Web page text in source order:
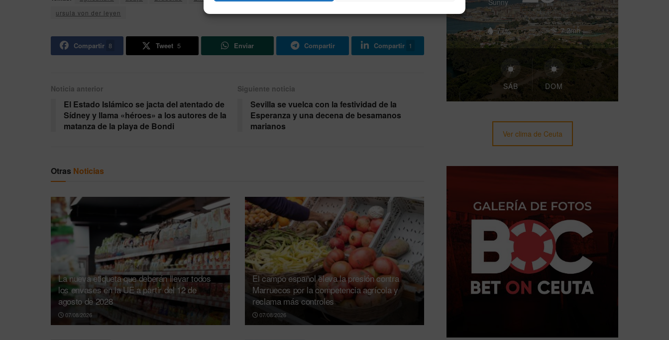
ursula von der leyen
Compartir 8 Tweet 5 Enviar Compartir Compartir 1
Noticia anterior
El Estado Islámico se jacta del atentado de
Sídney y llama «héroes» a los autores de la
matanza de la playa de Bondi
Siguiente noticia
Sevilla se vuelca con la festividad de la
Esperanza y una decena de besamanos
marianos
Otras Noticias
La nueva etiqueta que deberán llevar todos
los envases en la UE a partir del 12 de
agosto de 2028
07/08/2026
El campo español eleva la presión contra
Marruecos por la competencia agrícola y
reclama más controles
07/08/2026
Sunny
77% 7.2mh
SÁB DOM
Ver clima de Ceuta